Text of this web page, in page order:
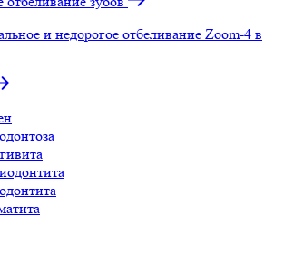
и недорогое отбеливание Zoom-4 в